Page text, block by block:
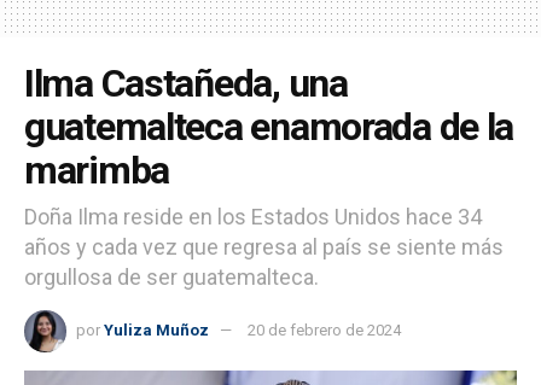
Ilma Castañeda, una
guatemalteca enamorada de la
marimba
Doña Ilma reside en los Estados Unidos hace 34
años y cada vez que regresa al país se siente más
orgullosa de ser guatemalteca.
por Yuliza Muñoz 20 de febrero de 2024